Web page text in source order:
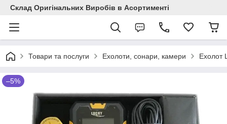
Склад Оригінальних Виробів в Асортименті
Товари та послуги Ехолоти, сонари, камери Ехолот
–5%